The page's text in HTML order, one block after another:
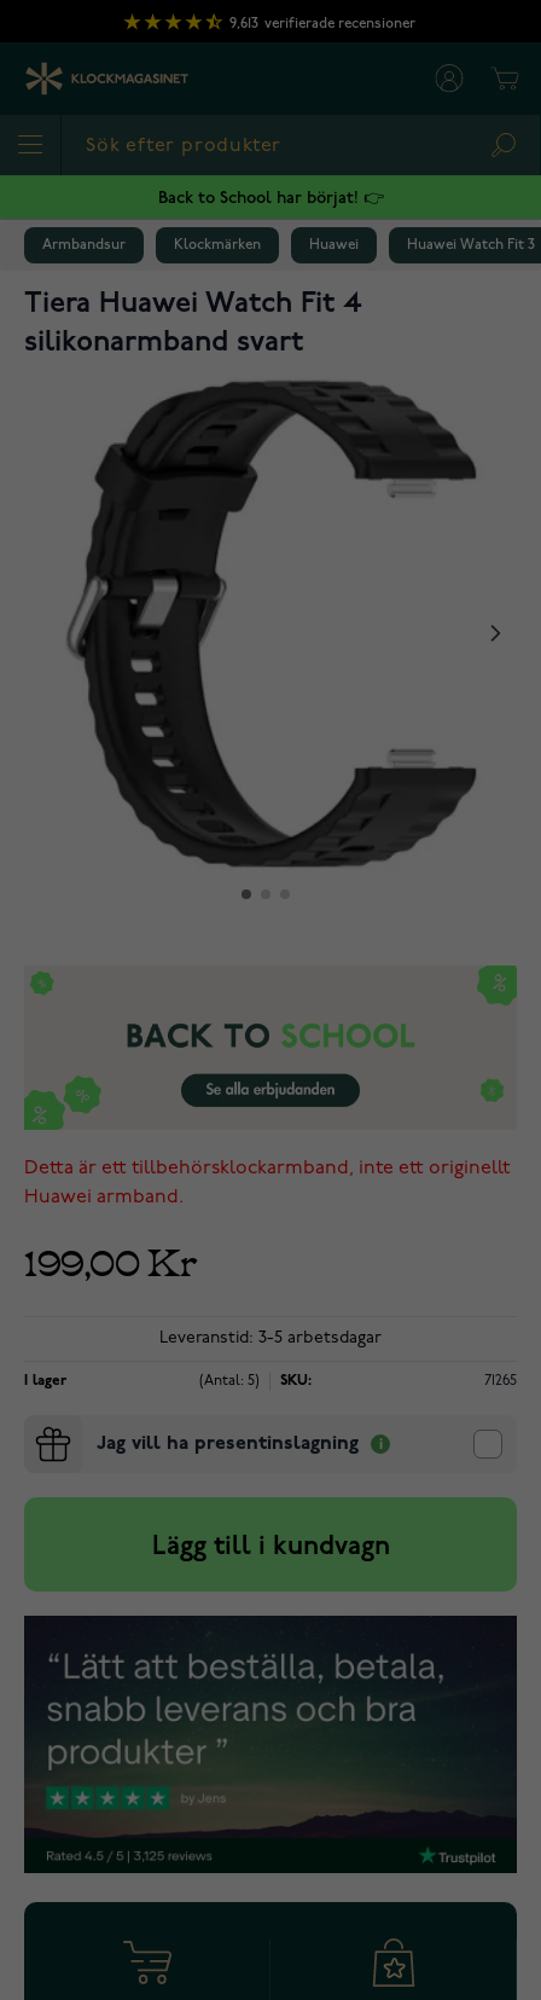
Hoppa till innehållet
9,613 verifierade recensioner
Back to School har börjat! 👉
Armbandsur Klockmärken Huawei Huawei Watch Fit 3
Tiera Huawei Watch Fit 4
silikonarmband svart
Detta är ett tillbehörsklockarmband, inte ett originellt
Huawei armband.
199,00 Kr
Leveranstid: 3-5 arbetsdagar
I lager (Antal: 5) SKU: 71265
Jag vill ha presentinslagning
Lägg till i kundvagn